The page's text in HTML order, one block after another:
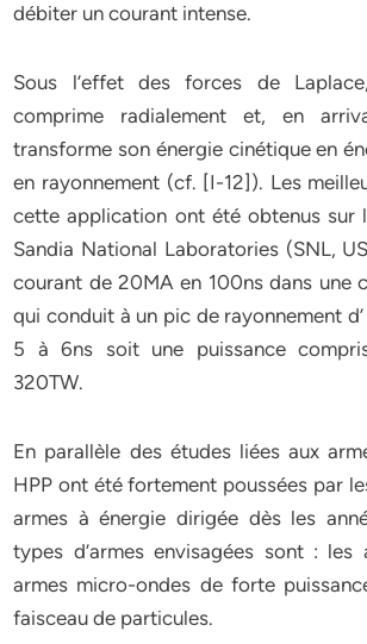
débiter un courant intense.
Sous l’effet des forces de
comprime radialement et, en
transforme son énergie cinétique en
en rayonnement (cf. [I-12]). Les
cette application ont été obtenus sur
Sandia National Laboratories (SNL,
courant de 20MA en 100ns dans une
qui conduit à un pic de rayonnement
5 à 6ns soit une puissance
320TW.
En parallèle des études liées aux
HPP ont été fortement poussées par
armes à énergie dirigée dès les
types d’armes envisagées sont : les
armes micro-ondes de forte
faisceau de particules.